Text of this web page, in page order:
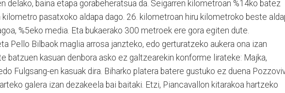
delako, baina etapa gorabeheratsua da. Seigarren kilometroan %14ko batez
kilometro pasatxoko aldapa dago. 26. kilometroan hiru kilometroko beste
%5eko media. Eta bukaerako 300 metroek ere gora egiten dute.
Pello Bilbaok maglia arrosa janzteko, edo gerturatzeko aukera ona izan
batzuen kasuan denbora asko ez galtzearekin konforme lirateke: Majka,
Fulgsang-en kasuak dira. Biharko platera batere gustuko ez duena
galera izan dezakeela bai baitaki. Etzi, Piancavallon kitarakoa hartzeko